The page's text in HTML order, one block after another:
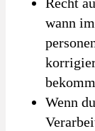
wann
Wenn